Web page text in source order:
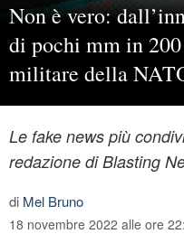
Non è vero:
di pochi mm in
militare della
Le fake news più
redazione di Blasting
di Mel Bruno
18 novembre 2022 alle ore